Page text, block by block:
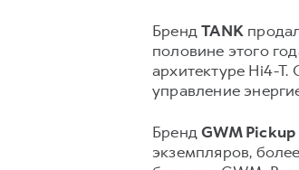
БрендTANK
половине этого
архитектуре Hi4-
управление
БрендGWM Pickup
экземпляров,